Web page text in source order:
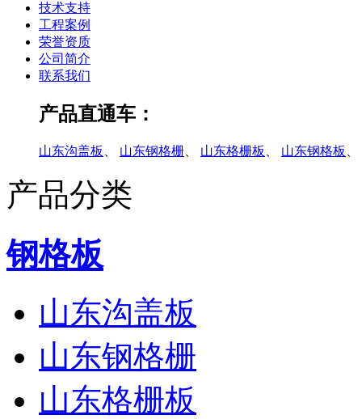
技术支持
工程案例
荣誉资质
公司简介
联系我们
产品直通车：
山东沟盖板 山东钢格栅 山东格栅板 山东钢格板
产品分类
钢格板
山东沟盖板
山东钢格栅
山东格栅板